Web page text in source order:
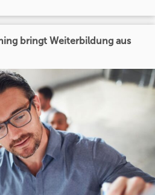
bringt Weiterbildung aus